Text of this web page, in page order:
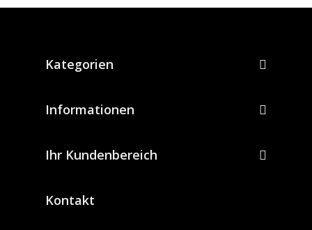
Kategorien
Informationen
Ihr Kundenbereich
Kontakt